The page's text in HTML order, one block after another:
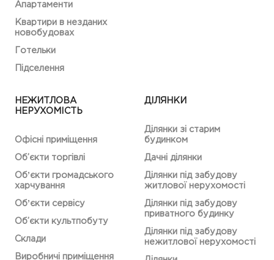
Апартаменти
Квартири в незданих
новобудовах
Готельки
Підселення
НЕЖИТЛОВА
НЕРУХОМІСТЬ
Офісні приміщення
Об’єкти торгівлі
Обʼєкти громадського
харчування
Обʼєкти сервісу
Об’єкти культпобуту
Склади
Виробничі приміщення
ДІЛЯНКИ
Ділянки зі старим
будинком
Дачні ділянки
Ділянки під забудову
житлової нерухомості
Ділянки під забудову
приватного будинку
Ділянки під забудову
нежитлової нерухомості